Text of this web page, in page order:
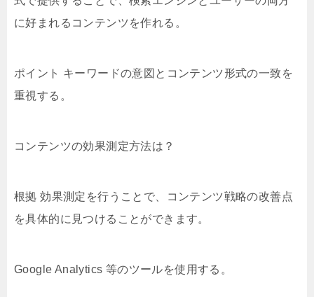
に好まれるコンテンツを作れる。
ポイント キーワードの意図とコンテンツ形式の一致を
重視する。
コンテンツの効果測定方法は？
根拠 効果測定を行うことで、コンテンツ戦略の改善点
を具体的に見つけることができます。
Google Analytics 等のツールを使用する。